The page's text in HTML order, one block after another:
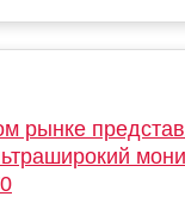
рынке